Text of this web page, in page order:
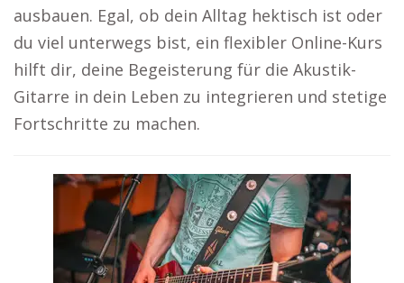
ausbauen. Egal, ob dein Alltag hektisch ist oder
du viel unterwegs bist, ein flexibler Online-Kurs
hilft dir, deine Begeisterung für die Akustik-
Gitarre in dein Leben zu integrieren und stetige
Fortschritte zu machen.